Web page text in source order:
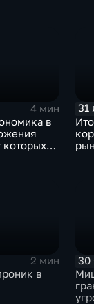
4 мин
в
которых
31
2 мин
в
30